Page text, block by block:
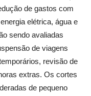
de gastos com
elétrica, água e
sendo avaliadas
de viagens
revisão de
extras. Os cortes
de pequeno